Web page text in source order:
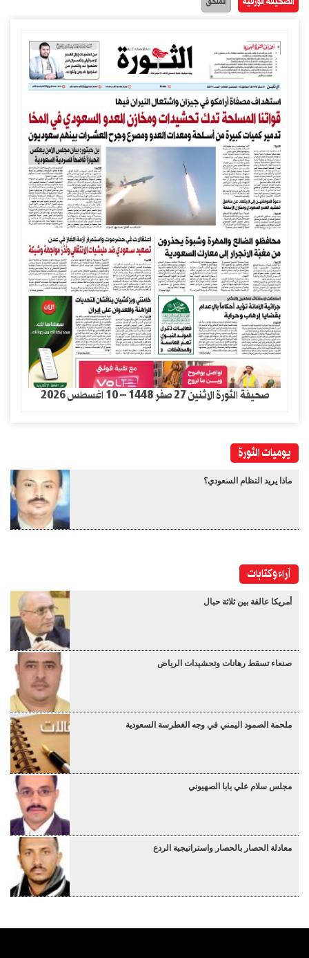
صحيفة الثورة الاثنين 27 صفر 1448 – 10 اغسطس 2026
يوميات الثورة
ماذا يريد النظام السعودي؟
آراء وكتابات
أمريكا عالقة بين ثلاثة حبال
صنعاء تسقط رهانات وتحشيدات الرياض
ملحمة الصمود اليمني في وجه الغطرسة السعودية
مجلس سلام علي بابا الصهيوني
معادلة الحصار بالحصار واستراتيجية الردع